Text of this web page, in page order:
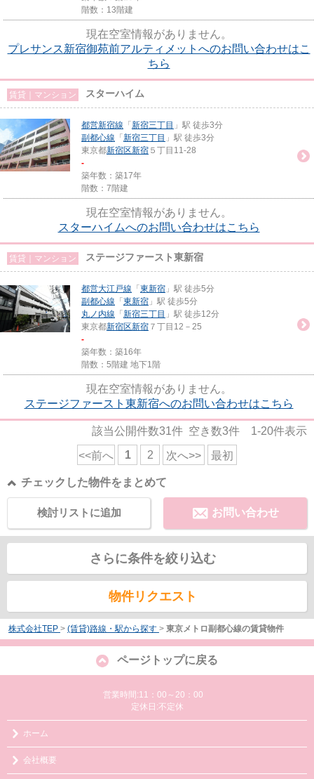
階数：13階建
現在空室情報がありません。
プレサンス新宿御苑前アルティメットへのお問い合わせはこ
ちら
賃貸｜マンション スターハイム
都営新宿線 「 新宿三丁目 」駅 徒歩3分
副都心線 「 新宿三丁目 」駅 徒歩3分
東京都新宿区新宿 ５丁目11-28
-
築年数：築17年
階数：7階建
現在空室情報がありません。
スターハイムへのお問い合わせはこちら
賃貸｜マンション ステージファースト東新宿
都営大江戸線 「 東新宿 」駅 徒歩5分
副都心線 「 東新宿 」駅 徒歩5分
丸ノ内線 「 新宿三丁目 」駅 徒歩12分
東京都新宿区新宿 ７丁目12－25
-
築年数：築16年
階数：5階建 地下1階
現在空室情報がありません。
ステージファースト東新宿へのお問い合わせはこちら
該当公開件数31件 空き数3件 1-20件表示
<<前へ 1 2 次へ>> 最初
チェックした物件をまとめて
お問い合わせ
検討リストに追加
さらに条件を絞り込む
物件リクエスト
株式会社TEP > (賃貸)路線・駅から探す > 東京メトロ副都心線の賃貸物件
ページトップに戻る
営業時間:11：00～20：00
定休日:不定休
ホーム
会社概要